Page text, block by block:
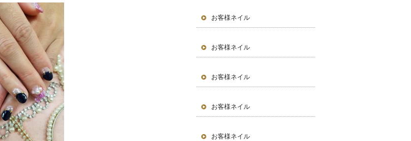
お客様ネイル
お客様ネイル
お客様ネイル
お客様ネイル
お客様ネイル